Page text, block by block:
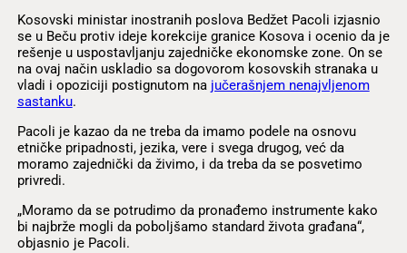
Kosovski ministar inostranih poslova Bedžet Pacoli izjasnio
se u Beču protiv ideje korekcije granice Kosova i ocenio da je
rešenje u uspostavljanju zajedničke ekonomske zone. On se
na ovaj način uskladio sa dogovorom kosovskih stranaka u
vladi i opoziciji postignutom na jučerašnjem nenajvljenom
sastanku.
Pacoli je kazao da ne treba da imamo podele na osnovu
etničke pripadnosti, jezika, vere i svega drugog, već da
moramo zajednički da živimo, i da treba da se posvetimo
privredi.
„Moramo da se potrudimo da pronađemo instrumente kako
bi najbrže mogli da poboljšamo standard života građana“,
objasnio je Pacoli.